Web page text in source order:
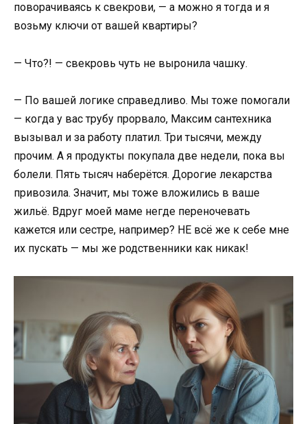
поворачиваясь к свекрови, — а можно я тогда и я
возьму ключи от вашей квартиры?
— Что?! — свекровь чуть не выронила чашку.
— По вашей логике справедливо. Мы тоже помогали
— когда у вас трубу прорвало, Максим сантехника
вызывал и за работу платил. Три тысячи, между
прочим. А я продукты покупала две недели, пока вы
болели. Пять тысяч наберётся. Дорогие лекарства
привозила. Значит, мы тоже вложились в ваше
жильё. Вдруг моей маме негде переночевать
кажется или сестре, например? НЕ всё же к себе мне
их пускать — мы же родственники как никак!